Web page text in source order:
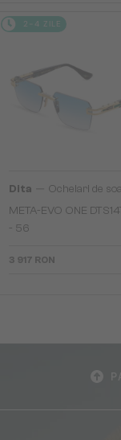
2-4 ZILE
Dita
Ochelari de
META-EVO ONE
- 56
3 917 RON